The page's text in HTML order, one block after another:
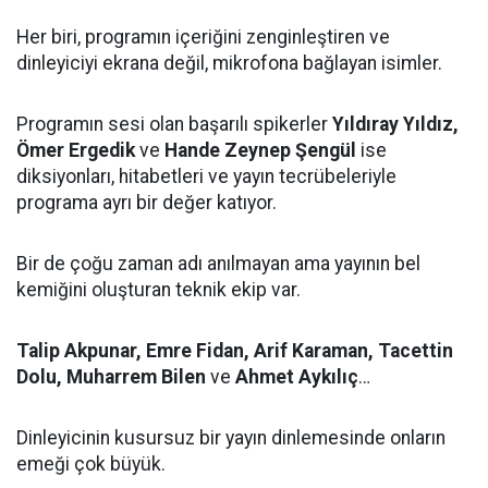
Her biri, programın içeriğini zenginleştiren ve
dinleyiciyi ekrana değil, mikrofona bağlayan isimler.
Programın sesi olan başarılı spikerler Yıldıray Yıldız,
Ömer Ergedikve Hande Zeynep Şengül ise
diksiyonları, hitabetleri ve yayın tecrübeleriyle
programa ayrı bir değer katıyor.
Bir de çoğu zaman adı anılmayan ama yayının bel
kemiğini oluşturan teknik ekip var.
Talip Akpunar, Emre Fidan, Arif Karaman, Tacettin
Dolu, Muharrem Bilen ve Ahmet Aykılıç…
Dinleyicinin kusursuz bir yayın dinlemesinde onların
emeği çok büyük.